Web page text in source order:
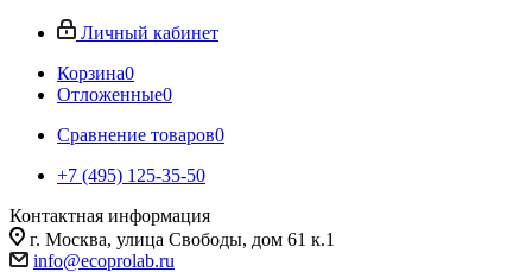
Личный кабинет
Корзина0
Отложенные0
Сравнение товаров0
+7 (495) 125-35-50
Контактная информация
г. Москва, улица Свободы, дом 61 к.1
info@ecoprolab.ru